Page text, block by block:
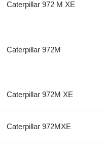
Caterpillar 972 M XE
Caterpillar 972M
Caterpillar 972M XE
Caterpillar 972MXE